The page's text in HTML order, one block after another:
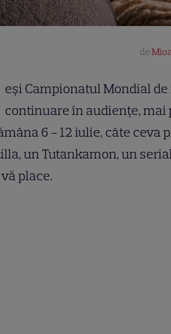
de
eși Campionatul Mondial
continuare în audiențe, mai
6 - 12 iulie, câte ceva
un Tutankamon, un
place.